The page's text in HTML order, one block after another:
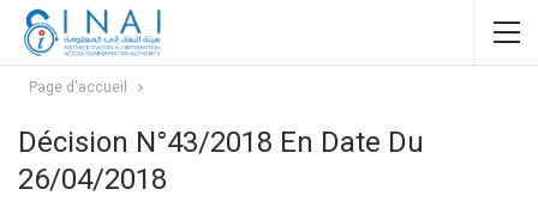
Page d'accueil
Décision N°43/2018 En Date Du
26/04/2018